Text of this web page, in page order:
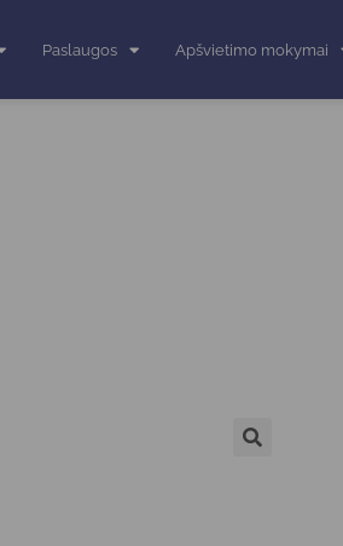
Paslaugos Apšvietimo mokymai